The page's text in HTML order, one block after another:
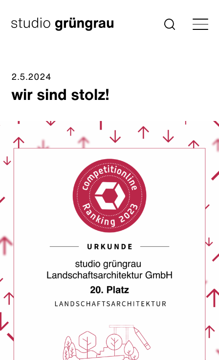
Inhalt
springen
Startseite Suche
2.5.2024
wir sind stolz!